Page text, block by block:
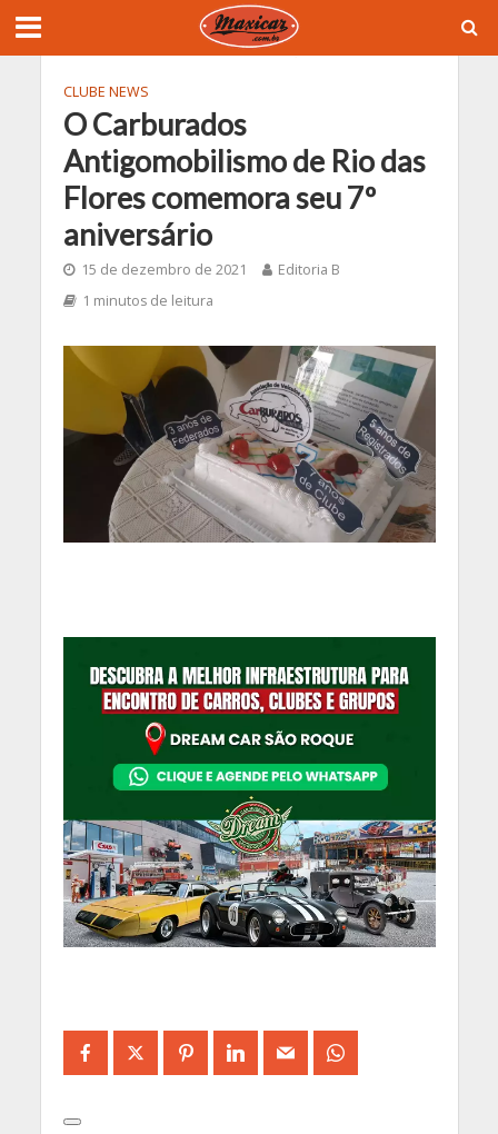
CLUBE NEWS
O Carburados
Antigomobilismo de Rio das
Flores comemora seu 7º
aniversário
15 de dezembro de 2021
Editoria B
1 minutos de leitura